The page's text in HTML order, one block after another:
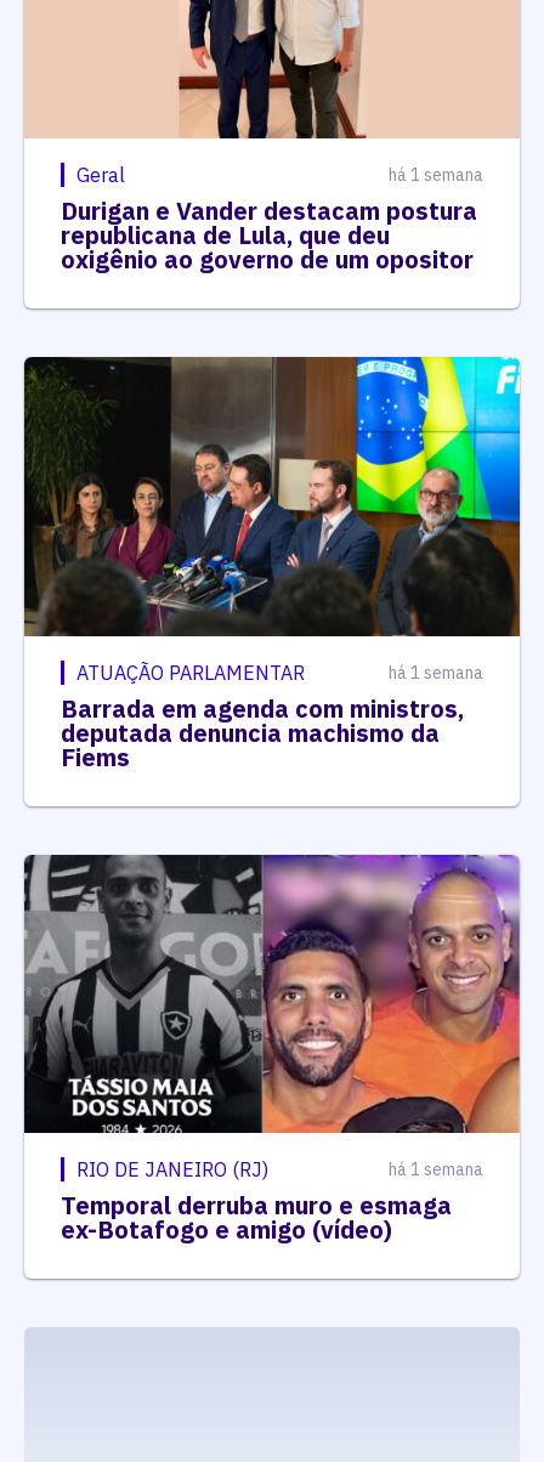
Geral há 1 semana
Durigan e Vander destacam postura
republicana de Lula, que deu
oxigênio ao governo de um opositor
ATUAÇÃO PARLAMENTAR há 1 semana
Barrada em agenda com ministros,
deputada denuncia machismo da
Fiems
RIO DE JANEIRO (RJ) há 1 semana
Temporal derruba muro e esmaga
ex-Botafogo e amigo (vídeo)